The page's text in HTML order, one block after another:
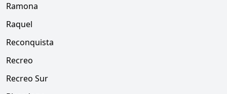
Ramona
Raquel
Reconquista
Recreo
Recreo Sur